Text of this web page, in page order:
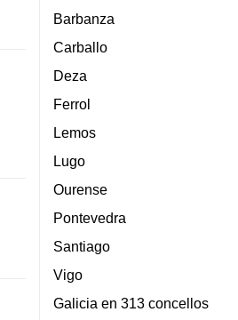
Barbanza
Carballo
Deza
Ferrol
Lemos
Lugo
Ourense
Pontevedra
Santiago
Vigo
Galicia en 313 concellos